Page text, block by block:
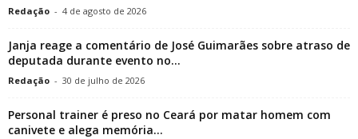
Redação - 4 de agosto de 2026
Janja reage a comentário de José Guimarães sobre atraso de
deputada durante evento no...
Redação - 30 de julho de 2026
Personal trainer é preso no Ceará por matar homem com
canivete e alega memória...